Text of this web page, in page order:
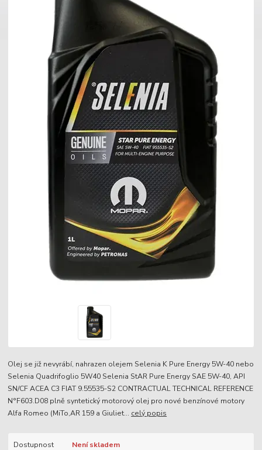
Olej se již nevyrábí, nahrazen olejem Selenia K Pure Energy 5W-40 nebo
Selenia Quadrifoglio 5W40 Selenia StAR Pure Energy SAE 5W-40, API
SN/CF ACEA C3 FIAT 9.55535-S2 CONTRACTUAL TECHNICAL REFERENCE
N°F603.D08 plně syntetický motorový olej pro nové benzínové motory
Alfa Romeo (MiTo,AR 159 a Giuliet... celý popis
Dostupnost
Není skladem